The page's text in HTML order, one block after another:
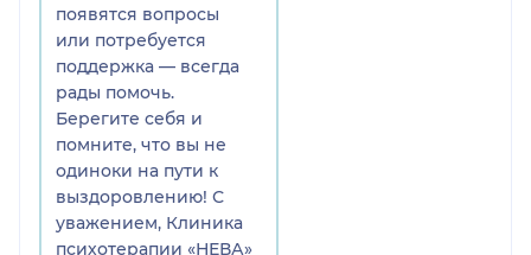
появятся вопросы
или потребуется
поддержка — всегда
рады помочь.
Берегите себя и
помните, что вы не
одиноки на пути к
выздоровлению! С
уважением, Клиника
психотерапии «НЕВА»